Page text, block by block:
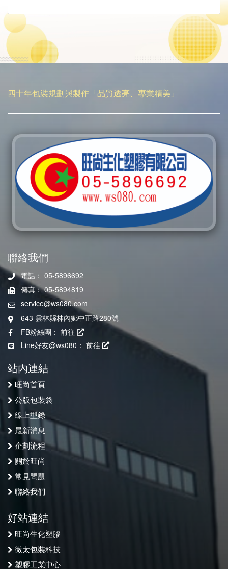
四十年包裝規劃與製作「品質透亮、專業精美」
聯絡我們
電話： 05-5896692
傳真： 05-5894819
service@ws080.com
643 雲林縣林內鄉中正路280號
FB粉絲團： 前往
Line好友@ws080： 前往
站內連結
旺尚首頁
公版包裝袋
線上型錄
最新消息
企劃流程
關於旺尚
常見問題
聯絡我們
好站連結
旺尚生化塑膠
微太包裝科技
塑膠工業中心